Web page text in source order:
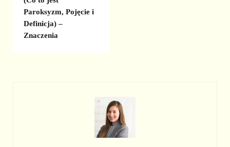
Paroksyzm, Pojęcie i
Definicja) –
Znaczenia